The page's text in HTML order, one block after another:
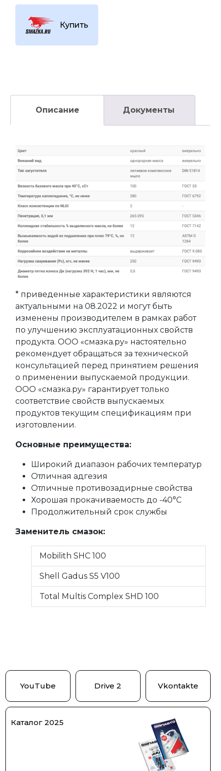
Купить
Описание Документы
* приведенные характеристики являются
актуальными на 08.2022 и могут быть
изменены производителем в рамках работ
по улучшению эксплуатационных свойств
продукта. ООО «смазка.ру» настоятельно
рекомендует обращаться за технической
консультацией перед принятием решения
о применении выпускаемой продукции.
ООО «смазка.ру» гарантирует только
соответствие свойств выпускаемых
продуктов текущим спецификациям при
изготовлении.
Основные преимущества:
Широкий диапазон рабочих температур
Отличная адгезия
Отличные противозадирные свойства
Хорошая прокачиваемость до -40°C
Продолжительный срок службы
Заменитель смазок:
Mobilith SHC 100
Shell Gadus S5 V100
Total Multis Complex SHD 100
YouTube Drive 2 Vkontakte
Каталог 2025